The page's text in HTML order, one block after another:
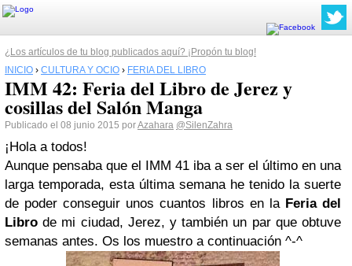
¿Los artículos de tu blog publicados aquí? ¡Propón tu blog!
INICIO › CULTURA Y OCIO › FERIA DEL LIBRO
IMM 42: Feria del Libro de Jerez y
cosillas del Salón Manga
Publicado el 08 junio 2015 porAzahara @SilenZahra
¡Hola a todos!
Aunque pensaba que el IMM 41 iba a ser el último en una
larga temporada, esta última semana he tenido la suerte
de poder conseguir unos cuantos libros en la Feria del
Libro de mi ciudad, Jerez, y también un par que obtuve
semanas antes. Os los muestro a continuación ^-^